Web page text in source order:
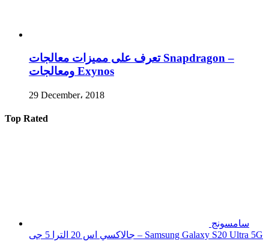
تعرف على مميزات معالجات Snapdragon –
ومعالجات Exynos
29 December، 2018
Top Rated
سامسونج
جالاكسي اس 20 الترا 5 جى – Samsung Galaxy S20 Ultra 5G